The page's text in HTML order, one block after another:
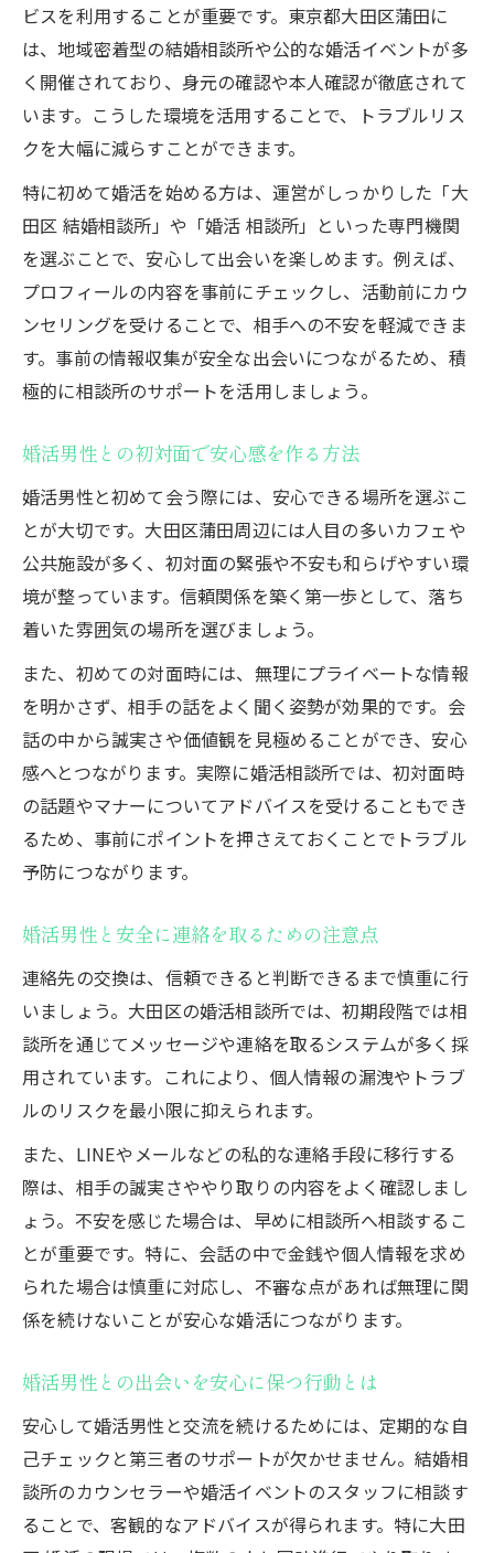
ビスを利用することが重要です。東京都大田区蒲田に
は、地域密着型の結婚相談所や公的な婚活イベントが多
く開催されており、身元の確認や本人確認が徹底されて
います。こうした環境を活用することで、トラブルリス
クを大幅に減らすことができます。
特に初めて婚活を始める方は、運営がしっかりした「大
田区 結婚相談所」や「婚活 相談所」といった専門機関
を選ぶことで、安心して出会いを楽しめます。例えば、
プロフィールの内容を事前にチェックし、活動前にカウ
ンセリングを受けることで、相手への不安を軽減できま
す。事前の情報収集が安全な出会いにつながるため、積
極的に相談所のサポートを活用しましょう。
婚活男性との初対面で安心感を作る方法
婚活男性と初めて会う際には、安心できる場所を選ぶこ
とが大切です。大田区蒲田周辺には人目の多いカフェや
公共施設が多く、初対面の緊張や不安も和らげやすい環
境が整っています。信頼関係を築く第一歩として、落ち
着いた雰囲気の場所を選びましょう。
また、初めての対面時には、無理にプライベートな情報
を明かさず、相手の話をよく聞く姿勢が効果的です。会
話の中から誠実さや価値観を見極めることができ、安心
感へとつながります。実際に婚活相談所では、初対面時
の話題やマナーについてアドバイスを受けることもでき
るため、事前にポイントを押さえておくことでトラブル
予防につながります。
婚活男性と安全に連絡を取るための注意点
連絡先の交換は、信頼できると判断できるまで慎重に行
いましょう。大田区の婚活相談所では、初期段階では相
談所を通じてメッセージや連絡を取るシステムが多く採
用されています。これにより、個人情報の漏洩やトラブ
ルのリスクを最小限に抑えられます。
また、LINEやメールなどの私的な連絡手段に移行する
際は、相手の誠実さややり取りの内容をよく確認しまし
ょう。不安を感じた場合は、早めに相談所へ相談するこ
とが重要です。特に、会話の中で金銭や個人情報を求め
られた場合は慎重に対応し、不審な点があれば無理に関
係を続けないことが安心な婚活につながります。
婚活男性との出会いを安心に保つ行動とは
安心して婚活男性と交流を続けるためには、定期的な自
己チェックと第三者のサポートが欠かせません。結婚相
談所のカウンセラーや婚活イベントのスタッフに相談す
ることで、客観的なアドバイスが得られます。特に大田